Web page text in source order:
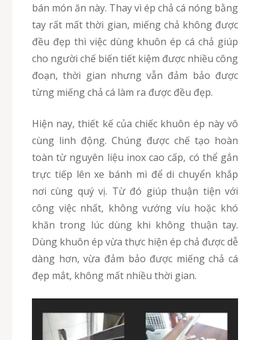
bán món ăn này. Thay vì ép chả cá nóng bằng
tay rất mất thời gian, miếng chả không được
đều đẹp thì việc dùng khuôn ép cá chả giúp
cho người chế biến tiết kiệm được nhiều công
đoạn, thời gian nhưng vẫn đảm bảo được
từng miếng chả cá làm ra được đều đẹp.
Hiện nay, thiết kế của chiếc khuôn ép này vô
cùng linh động. Chúng được chế tạo hoàn
toàn từ nguyên liệu inox cao cấp, có thể gắn
trực tiếp lên xe bánh mì để di chuyển khắp
nơi cùng quý vị. Từ đó giúp thuận tiện với
công việc nhất, không vướng víu hoặc khó
khăn trong lúc dùng khi không thuận tay.
Dùng khuôn ép vừa thực hiện ép chả được dễ
dàng hơn, vừa đảm bảo được miếng chả cá
đẹp mắt, không mất nhiều thời gian.